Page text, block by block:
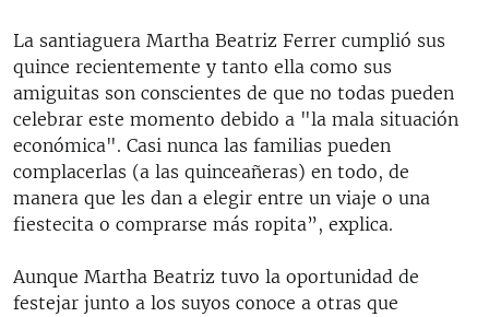
La santiaguera Martha Beatriz Ferrer cumplió sus
quince recientemente y tanto ella como sus
amiguitas son conscientes de que no todas pueden
celebrar este momento debido a "la mala situación
económica". Casi nunca las familias pueden
complacerlas (a las quinceañeras) en todo, de
manera que les dan a elegir entre un viaje o una
fiestecita o comprarse más ropita”, explica.
Aunque Martha Beatriz tuvo la oportunidad de
festejar junto a los suyos conoce a otras que